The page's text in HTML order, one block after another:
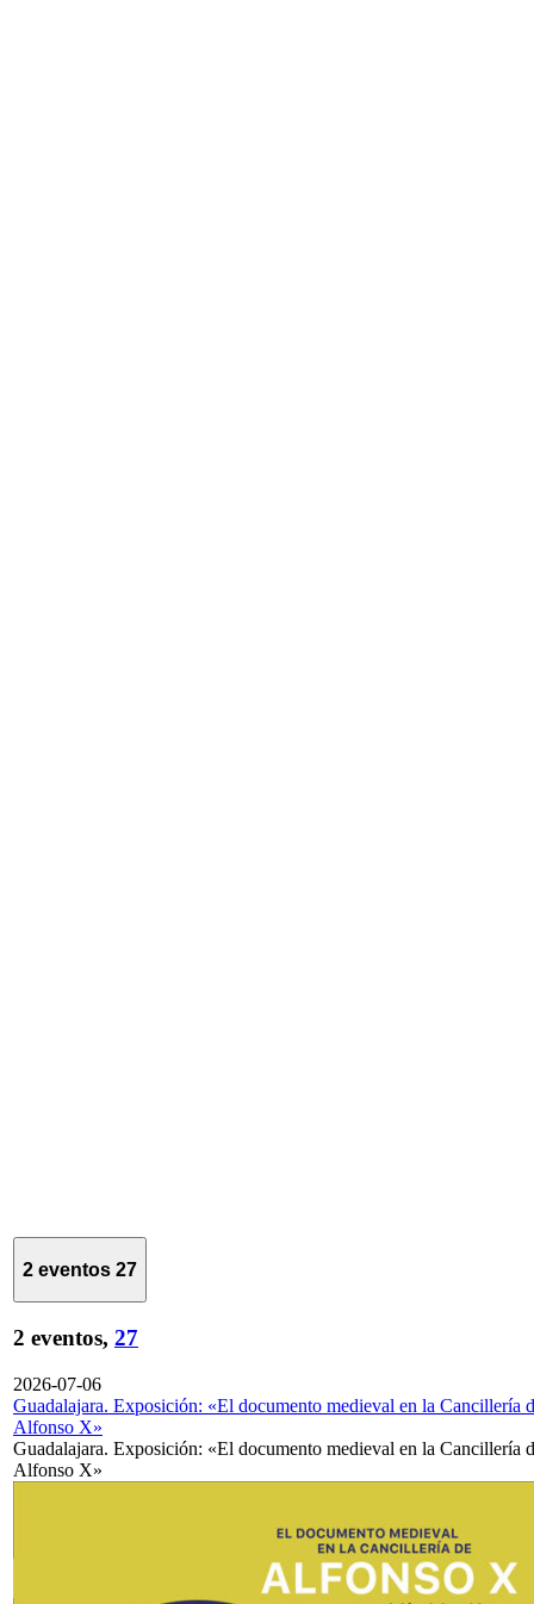
2 eventos 27
2 eventos, 27
2026-07-06
Guadalajara. Exposición: «El documento medieval en la Cancillería
Alfonso X»
Guadalajara. Exposición: «El documento medieval en la Cancillería
Alfonso X»